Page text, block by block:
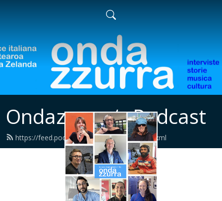
Ondazzurra‘s Podcast
https://feed.podbean.com/ondazzurra/feed.xml